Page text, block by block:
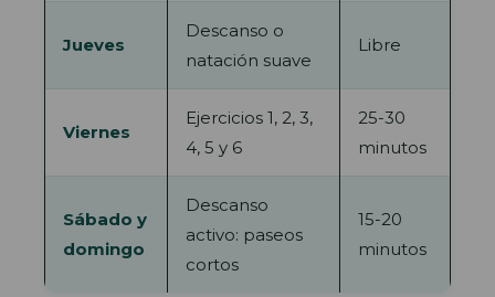
Jueves
Descanso o
natación suave
Libre
Viernes
Ejercicios 1, 2, 3,
4, 5 y 6
25-30
minutos
Sábado y
domingo
Descanso
activo: paseos
cortos
15-20
minutos